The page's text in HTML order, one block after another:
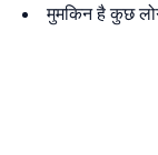
मुमकिन है कुछ